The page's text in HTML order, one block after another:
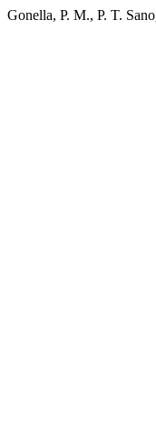
Gonella, P. M., P. T.